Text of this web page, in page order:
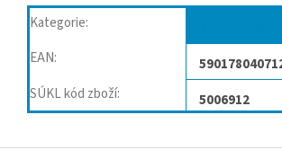
Kategorie:
EAN:
SÚKL kód zboží: 5006912